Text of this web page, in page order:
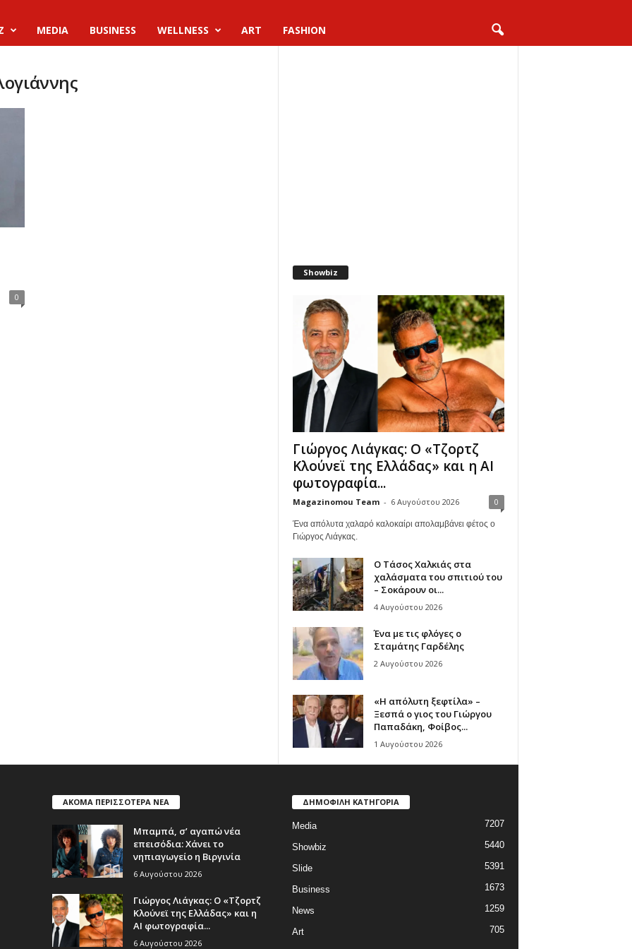
MEDIA BUSINESS WELLNESS ART FASHION
0
Showbiz
Γιώργος Λιάγκας: Ο «Τζορτζ
Κλούνεϊ της Ελλάδας» και η AI
φωτογραφία...
Magazinomou Team - 6 Αυγούστου 2026 0
Ένα απόλυτα χαλαρό καλοκαίρι απολαμβάνει φέτος ο
Γιώργος Λιάγκας.
Ο Τάσος Χαλκιάς στα
χαλάσματα του σπιτιού του
– Σοκάρουν οι...
4 Αυγούστου 2026
Ένα με τις φλόγες ο
Σταμάτης Γαρδέλης
2 Αυγούστου 2026
«Η απόλυτη ξεφτίλα» –
Ξεσπά ο γιος του Γιώργου
Παπαδάκη, Φοίβος...
1 Αυγούστου 2026
ΑΚΟΜΑ ΠΕΡΙΣΣΟΤΕΡΑ ΝΕΑ
Μπαμπά, σ’ αγαπώ νέα
επεισόδια: Χάνει το
νηπιαγωγείο η Βιργινία
6 Αυγούστου 2026
Γιώργος Λιάγκας: Ο «Τζορτζ
Κλούνεϊ της Ελλάδας» και η
AI φωτογραφία...
6 Αυγούστου 2026
ΔΗΜΟΦΙΛΗ ΚΑΤΗΓΟΡΙΑ
Media 7207
Showbiz 5440
Slide 5391
Business 1673
News 1259
Art 705